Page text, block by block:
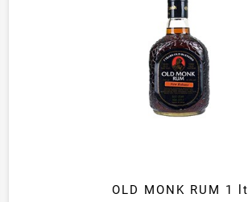
OLD MONK RUM 1 lt